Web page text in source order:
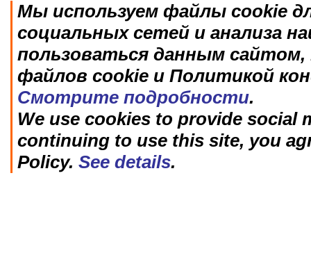
Мы используем файлы cookie
социальных сетей и анализа
пользоваться данным
файлов cookie и Политикой
Смотрите подробности.
We use cookies to provide social
continuing to use this site, you
Policy. See details.